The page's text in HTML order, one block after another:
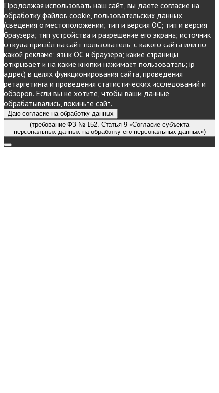
Продолжая использовать наш сайт, вы даёте согласие на
обработку файлов cookie, пользовательских данных
(сведения о местоположении; тип и версия ОС; тип и версия
браузера; тип устройства и разрешение его экрана; источник
откуда пришёл на сайт пользователь; с какого сайта или по
какой рекламе; язык ОС и браузера; какие страницы
открывает и на какие кнопки нажимает пользователь; ip-
адрес) в целях функционирования сайта, проведения
ретаргетинга и проведения статистических исследований и
обзоров. Если вы не хотите, чтобы ваши данные
обрабатывались, покиньте сайт.
Даю согласие на обработку данных
(требование ФЗ № 152. Статья 9 «Согласие субъекта
персональных данных на обработку его персональных данных»)